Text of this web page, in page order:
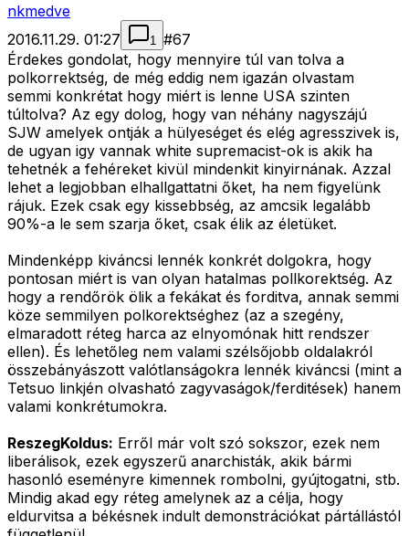
nkmedve
2016.11.29. 01:27
1 #67
Érdekes gondolat, hogy mennyire túl van tolva a
polkorrektség, de még eddig nem igazán olvastam
semmi konkrétat hogy miért is lenne USA szinten
túltolva? Az egy dolog, hogy van néhány nagyszájú
SJW amelyek ontják a hülyeséget és elég agresszivek is,
de ugyan igy vannak white supremacist-ok is akik ha
tehetnék a fehéreket kivül mindenkit kinyirnának. Azzal
lehet a legjobban elhallgattatni őket, ha nem figyelünk
rájuk. Ezek csak egy kissebbség, az amcsik legalább
90%-a le sem szarja őket, csak élik az életüket.
Mindenképp kiváncsi lennék konkrét dolgokra, hogy
pontosan miért is van olyan hatalmas pollkorektség. Az
hogy a rendőrök ölik a fekákat és forditva, annak semmi
köze semmilyen polkorektséghez (az a szegény,
elmaradott réteg harca az elnyomónak hitt rendszer
ellen). És lehetőleg nem valami szélsőjobb oldalakról
összebányászott valótlanságokra lennék kiváncsi (mint a
Tetsuo linkjén olvasható zagyvaságok/ferditések) hanem
valami konkrétumokra.
ReszegKoldus: Erről már volt szó sokszor, ezek nem
liberálisok, ezek egyszerű anarchisták, akik bármi
hasonló eseményre kimennek rombolni, gyújtogatni, stb.
Mindig akad egy réteg amelynek az a célja, hogy
eldurvitsa a békésnek indult demonstrációkat pártállástól